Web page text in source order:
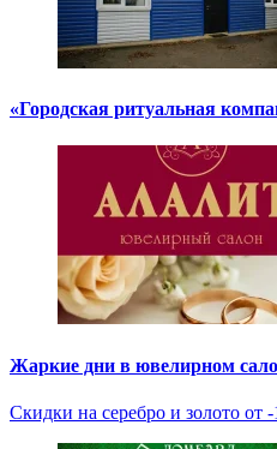
«Городская ритуальная
Жаркие дни в ювелирном
Скидки на серебро и золото от